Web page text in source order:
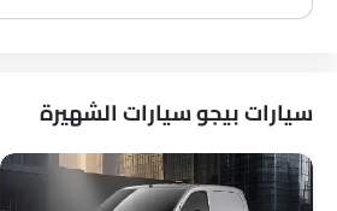
سيارات بيجو سيارات الشهيرة